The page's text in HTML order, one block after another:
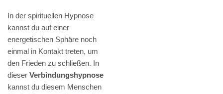
In der spirituellen Hypnose
kannst du auf einer
energetischen Sphäre noch
einmal in Kontakt treten, um
den Frieden zu schließen. In
dieser Verbindungshypnose
kannst du diesem Menschen